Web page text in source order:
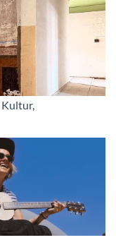
Kultur,